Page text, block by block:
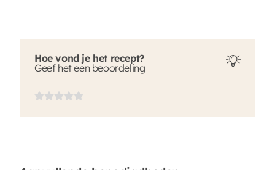
Hoe vond je het recept?
Geef het een beoordeling